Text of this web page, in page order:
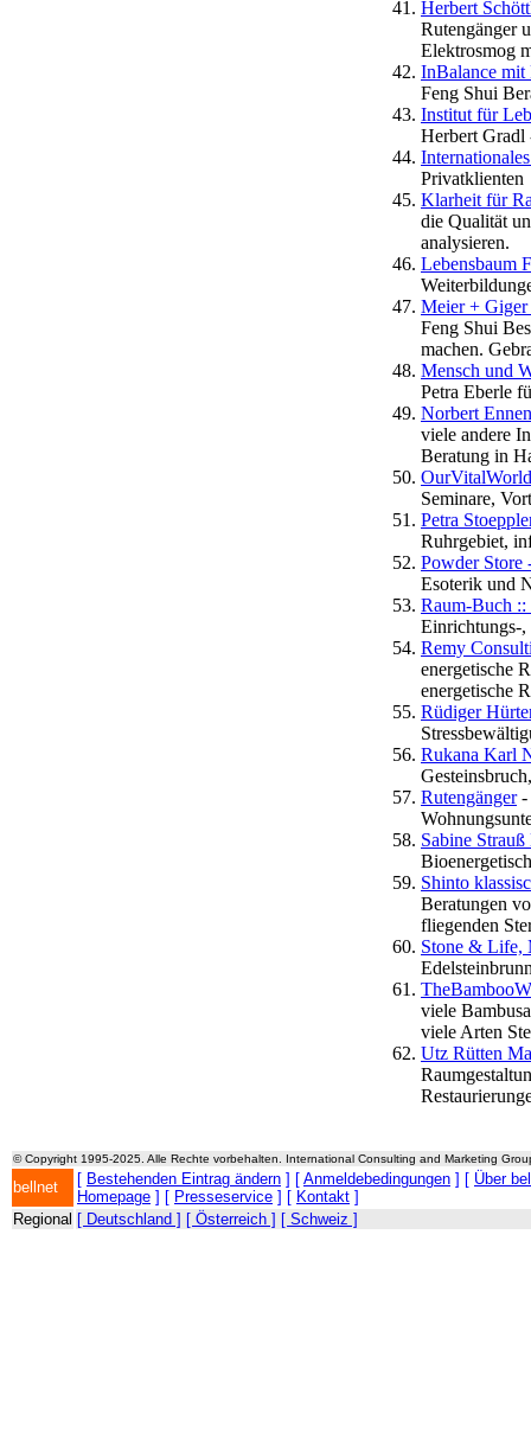
Herbert
Rutengänger
Elektrosmog
InBalance mit
Feng Shui
Institut für
Herbert Gradl
Privatklienten
Klarheit für
die Qualität
analysieren.
Lebensbaum
Meier +
Feng Shui
machen.
Mensch und
Petra Eberle
Norbert
viele andere
Beratung in
OurVitalWorld
Seminare,
Petra
Ruhrgebiet,
Powder Store
Esoterik und
Raum-Buch
Einrichtungs-,
Remy
energetische
energetische
Rüdiger
Rukana Karl
Rutengänger-
Sabine
Shinto
Beratungen
fliegenden
Stone & Life,
viele
viele Arten
Utz Rütten
© Copyright 1995-2025. Alle Rechte vorbehalten. International Consulting and Marketing
bellnet [ Bestehenden Eintrag ändern ] [ Anmeldebedingungen ] [ Über
Homepage ] [ Presseservice ] [ Kontakt ]
Regional [ Deutschland ] [ Österreich ] [ Schweiz ]